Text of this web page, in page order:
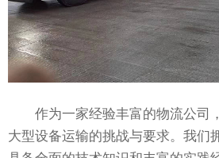
作为一家经验丰富的物流公司
大型设备运输的挑战与要求。我们